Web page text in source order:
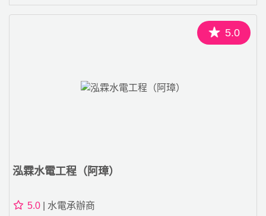
5.0
泓霖水電工程（阿璋）
5.0 | 水電承辦商